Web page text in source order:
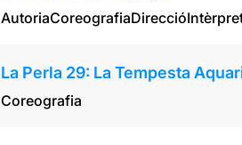
AutoriaCoreografiaDirecció
La Perla 29: La Tempesta
Coreografia